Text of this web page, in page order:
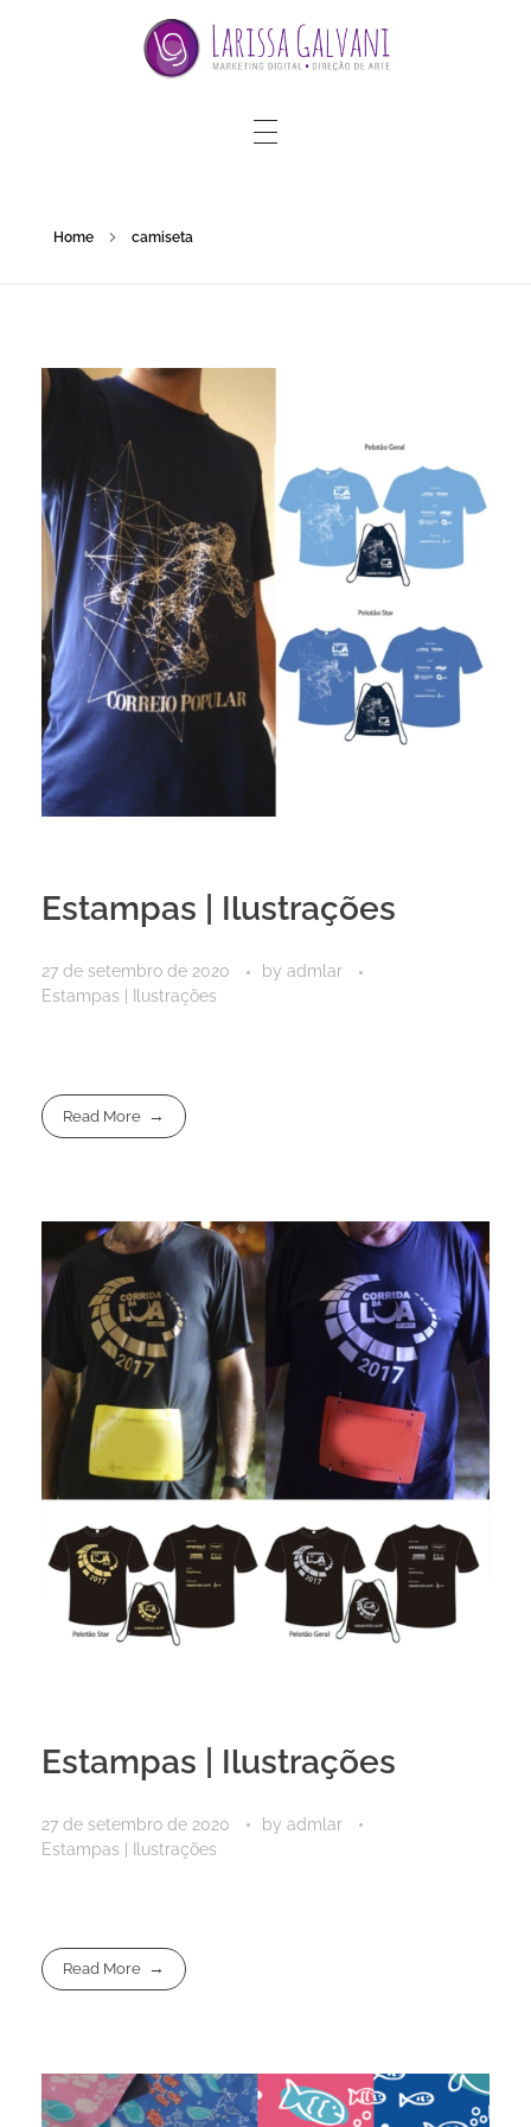
Home camiseta
Estampas | Ilustrações
27 de setembro de 2020 by admlar
Estampas | Ilustrações
Read More
Estampas | Ilustrações
27 de setembro de 2020 by admlar
Estampas | Ilustrações
Read More